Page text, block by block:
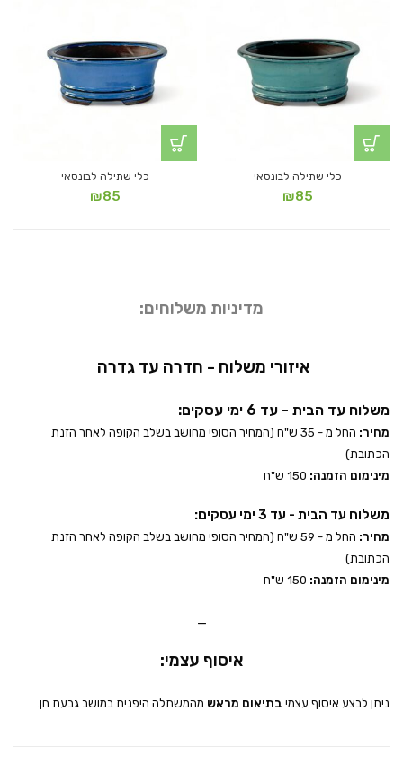
כלי שתילה לבונסאי
₪85
כלי שתילה לבונסאי
₪85
מדיניות משלוחים:
איזורי משלוח - חדרה עד גדרה
משלוח עד הבית - עד 6 ימי עסקים:
מחיר:
החל מ - 35 ש"ח (המחיר הסופי מחושב בשלב הקופה לאחר הזנת
הכתובת)
מינימום הזמנה:
משלוח עד הבית - עד 3 ימי עסקים:
מחיר:
החל מ - 59 ש"ח (המחיר הסופי מחושב בשלב הקופה לאחר הזנת
הכתובת)
מינימום הזמנה:
_
איסוף עצמי:
ניתן לבצע איסוף עצמי בתיאום מראש מהמשתלה היפנית במושב גבעת חן.